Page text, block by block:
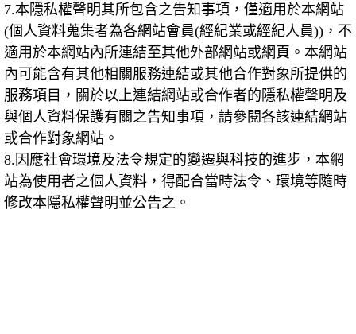
7.本隱私權聲明其所包含之告知事項，僅適用於本網站
(個人資料蒐集者為各網站會員(經紀業或經紀人員)) ，不
適用於本網站內所連結至其他外部網站或網頁。本網站
內可能含有其他相關服務連結或其他合作對象所提供的
服務項目，關於以上連結網站或合作者的隱私權聲明及
與個人資料保護有關之告知事項，請參閱各該連結網站
或合作對象網站。
8. 因應社會環境及法令規定的變遷與科技的進步，本網
站為使用者之個人資料，得配合當時法令、環境等隨時
修改本隱私權聲明並公告之。